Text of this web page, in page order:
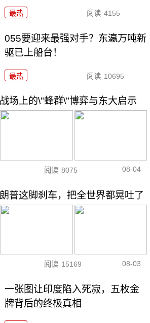
最热 阅读 4155
055要迎来最强对手？东瀛万吨新
驱已上船台！
最热 阅读 10695
场上的\"蜂群\"博弈与东大启示
阅读 8075 08-04
普这脚刹车，把全世界都晃吐了
阅读 15169 08-03
一张图让印度陷入死寂，五枚金
牌背后的终极真相